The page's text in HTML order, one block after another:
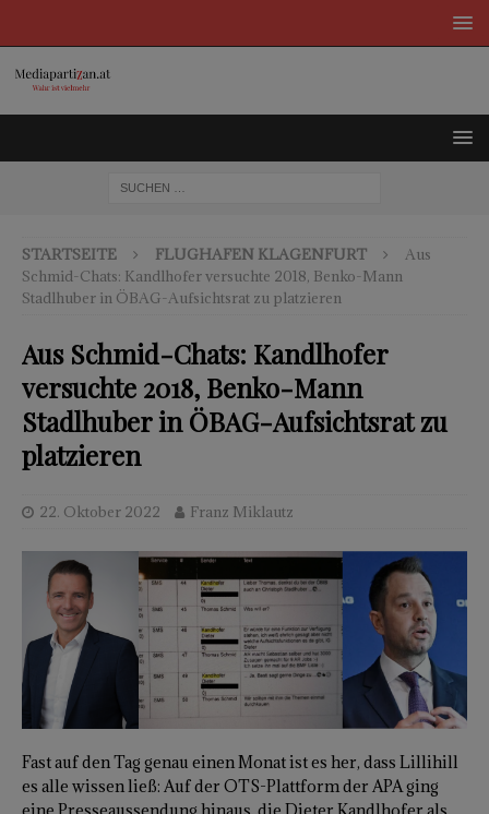
STARTSEITE FLUGHAFEN KLAGENFURT
Aus
Schmid-Chats: Kandlhofer versuchte 2018, Benko-Mann
Stadlhuber in ÖBAG-Aufsichtsrat zu platzieren
Aus Schmid-Chats: Kandlhofer
versuchte 2018, Benko-Mann
Stadlhuber in ÖBAG-Aufsichtsrat zu
platzieren
22. Oktober 2022 Franz Miklautz
Fast auf den Tag genau einen Monat ist es her, dass Lillihill
es alle wissen ließ: Auf der OTS-Plattform der APA ging